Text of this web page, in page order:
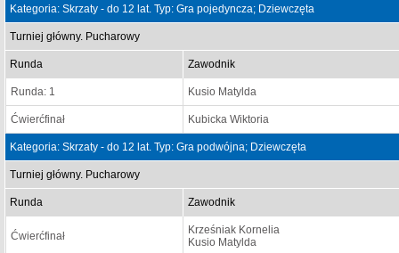
Kategoria: Skrzaty - do 12 lat. Typ: Gra pojedyncza; Dziewczęta
Turniej główny. Pucharowy
Runda Zawodnik
Runda: 1 Kusio Matylda
Ćwierćfinał Kubicka Wiktoria
Kategoria: Skrzaty - do 12 lat. Typ: Gra podwójna; Dziewczęta
Turniej główny. Pucharowy
Runda Zawodnik
Ćwierćfinał
Krześniak Kornelia
Kusio Matylda